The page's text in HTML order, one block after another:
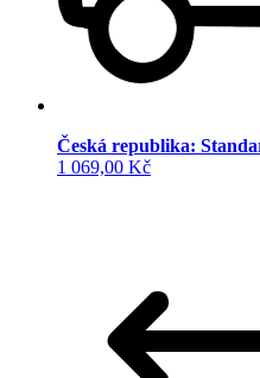
Česká republika:
1 069,00 Kč